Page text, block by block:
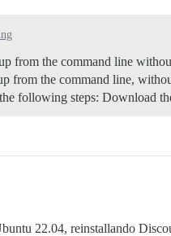
from the command line
from the command line,
following steps: Download
22.04, reinstallando